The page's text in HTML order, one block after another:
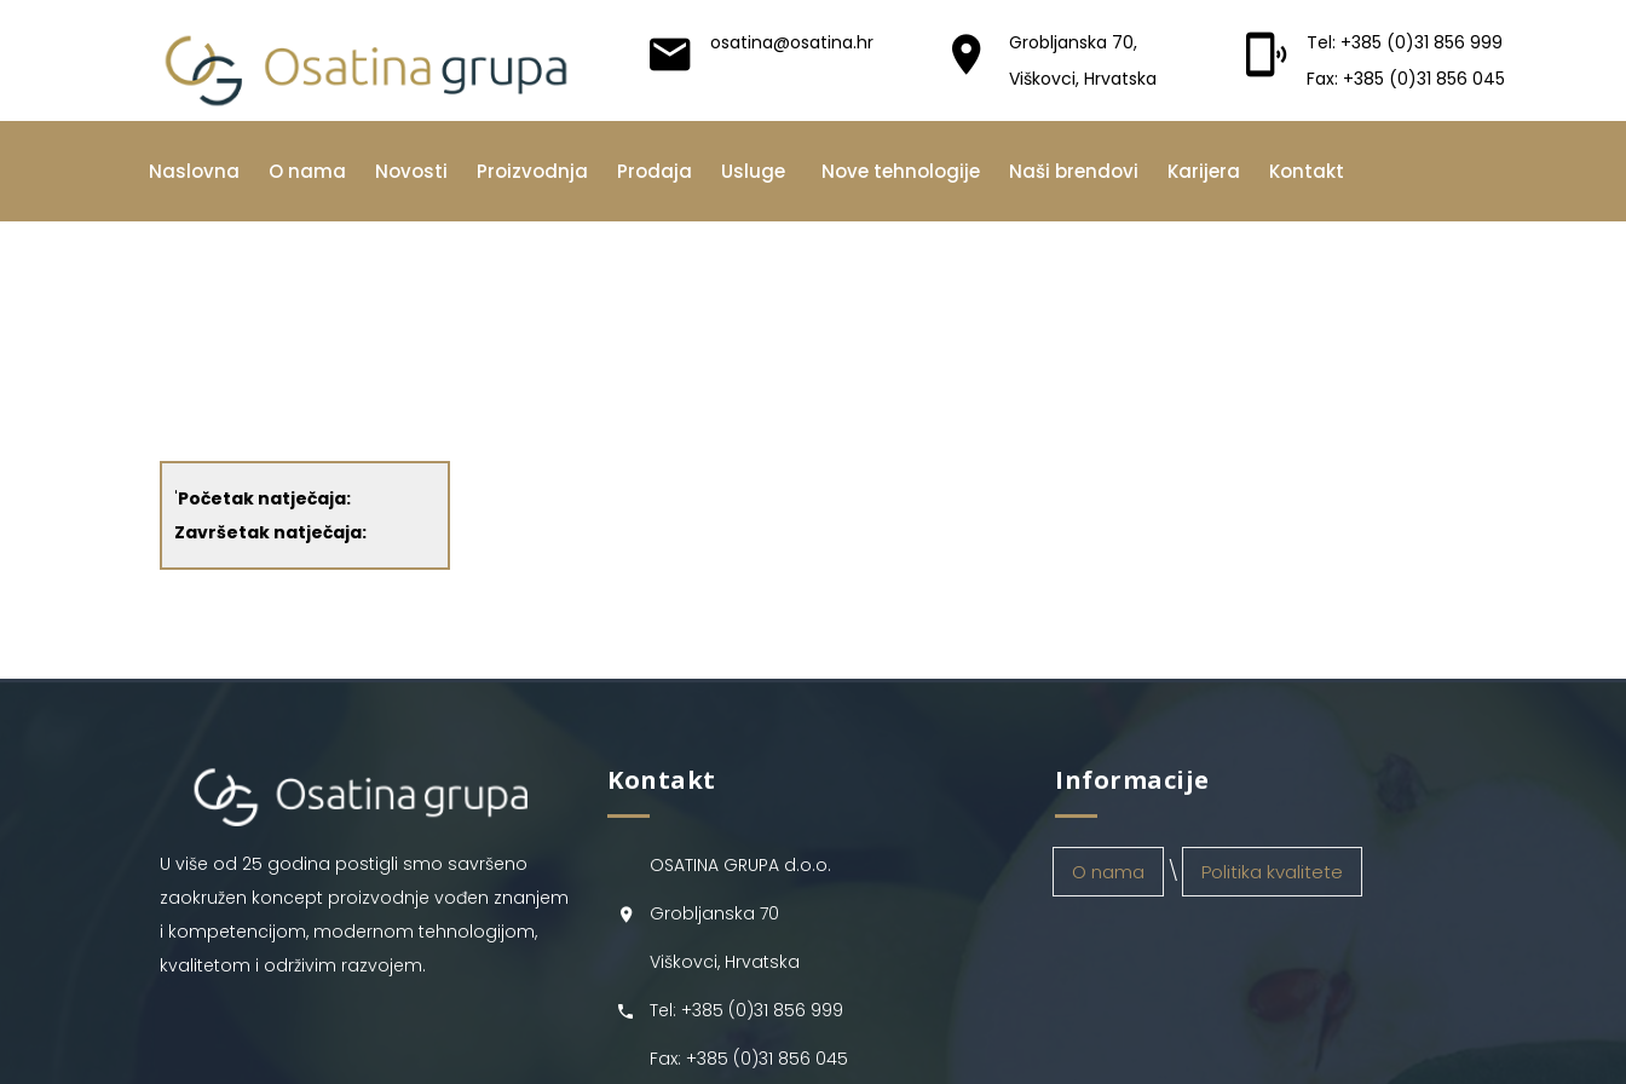
osatina@osatina.hr
Grobljanska 70,
Viškovci, Hrvatska
Tel: +385 (0)31 856 999
Fax: +385 (0)31 856 045
Naslovna O nama Novosti Proizvodnja Prodaja Usluge Nove tehnologije Naši brendovi Karijera Kontakt
'Početak natječaja:
Završetak natječaja:
U više od 25 godina postigli smo savršeno
zaokružen koncept proizvodnje vođen znanjem
i kompetencijom, modernom tehnologijom,
kvalitetom i održivim razvojem.
Kontakt
OSATINA GRUPA d.o.o.
Grobljanska 70
Viškovci, Hrvatska
Tel: +385 (0)31 856 999
Fax: +385 (0)31 856 045
Informacije
O nama Politika kvalitete